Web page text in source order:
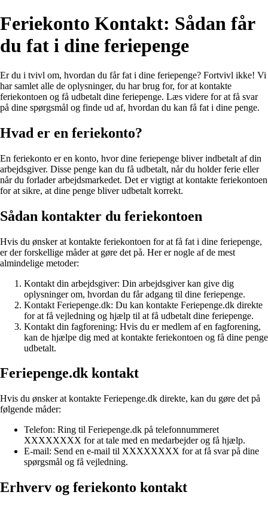
Feriekonto Kontakt: Sådan får
du fat i dine feriepenge
Er du i tvivl om, hvordan du får fat i dine feriepenge? Fortvivl ikke! Vi
har samlet alle de oplysninger, du har brug for, for at kontakte
feriekontoen og få udbetalt dine feriepenge. Læs videre for at få svar
på dine spørgsmål og finde ud af, hvordan du kan få fat i dine penge.
Hvad er en feriekonto?
En feriekonto er en konto, hvor dine feriepenge bliver indbetalt af din
arbejdsgiver. Disse penge kan du få udbetalt, når du holder ferie eller
når du forlader arbejdsmarkedet. Det er vigtigt at kontakte feriekontoen
for at sikre, at dine penge bliver udbetalt korrekt.
Sådan kontakter du feriekontoen
Hvis du ønsker at kontakte feriekontoen for at få fat i dine feriepenge,
er der forskellige måder at gøre det på. Her er nogle af de mest
almindelige metoder:
Kontakt din arbejdsgiver: Din arbejdsgiver kan give dig
oplysninger om, hvordan du får adgang til dine feriepenge.
Kontakt Feriepenge.dk: Du kan kontakte Feriepenge.dk direkte
for at få vejledning og hjælp til at få udbetalt dine feriepenge.
Kontakt din fagforening: Hvis du er medlem af en fagforening,
kan de hjælpe dig med at kontakte feriekontoen og få dine penge
udbetalt.
Feriepenge.dk kontakt
Hvis du ønsker at kontakte Feriepenge.dk direkte, kan du gøre det på
følgende måder:
Telefon: Ring til Feriepenge.dk på telefonnummeret
XXXXXXXX for at tale med en medarbejder og få hjælp.
E-mail: Send en e-mail til XXXXXXXX for at få svar på dine
spørgsmål og få vejledning.
Erhverv og feriekonto kontakt